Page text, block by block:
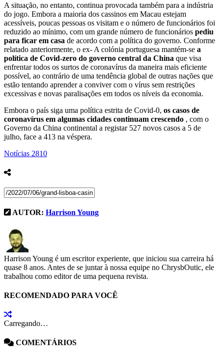
A situação, no entanto, continua provocada também para a indústria
do jogo. Embora a maioria dos cassinos em Macau estejam
acessíveis, poucas pessoas os visitam e o número de funcionários foi
reduzido ao mínimo, com um grande número de funcionários pediu
para ficar em casa de acordo com a política do governo. Conforme
relatado anteriormente, o ex- A colónia portuguesa mantém-se a
política de Covid-zero do governo central da China que visa
enfrentar todos os surtos de coronavírus da maneira mais eficiente
possível, ao contrário de uma tendência global de outras nações que
estão tentando aprender a conviver com o vírus sem restrições
excessivas e novas paralisações em todos os níveis da economia.
Embora o país siga uma política estrita de Covid-0, os casos de
coronavírus em algumas cidades continuam crescendo , com o
Governo da China continental a registar 527 novos casos a 5 de
julho, face a 413 na véspera.
Notícias 2810
AUTOR: Harrison Young
Harrison Young é um escritor experiente, que iniciou sua carreira há
quase 8 anos. Antes de se juntar à nossa equipe no ChrysbOutic, ele
trabalhou como editor de uma pequena revista.
RECOMENDADO PARA VOCÊ
Carregando…
COMENTÁRIOS